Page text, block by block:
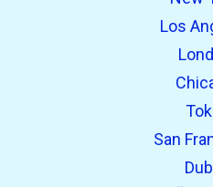
Los
San